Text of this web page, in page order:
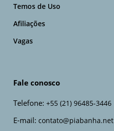
Temos de Uso
Afiliações
Vagas
Fale conosco
Telefone: +55 (21) 96485-3446
E-mail: contato@piabanha.net